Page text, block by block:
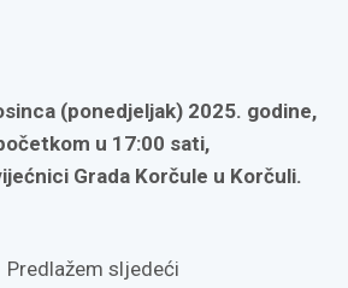
(ponedjeljak) 2025. godine,
u 17:00 sati,
Grada Korčule u Korčuli.
Predlažem sljedeći